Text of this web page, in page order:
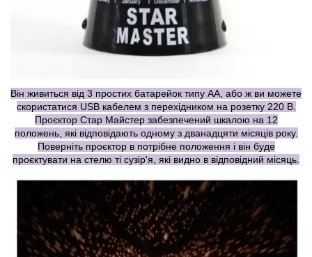
Він живиться від 3 простих батарейок типу АА, або ж ви можете
скористатися USB кабелем з перехідником на розетку 220 В.
Проєктор Стар Майстер забезпечений шкалою на 12
положень, які відповідають одному з дванадцяти місяців року.
Поверніть проєктор в потрібне положення і він буде
проєктувати на стелю ті сузір'я, які видно в відповідний місяць.